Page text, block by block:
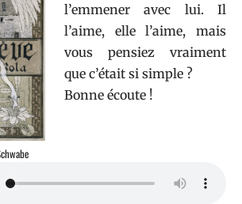
l’emmener avec lui. Il
l’aime, elle l’aime, mais
vous pensiez vraiment
que c’était si simple ?
Bonne écoute !